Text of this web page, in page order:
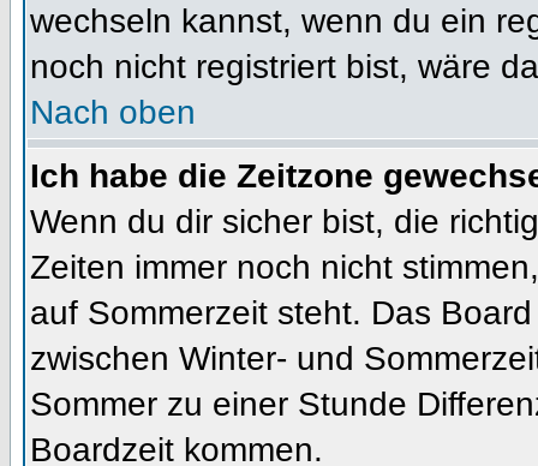
wechseln kannst, wenn du ein
noch nicht registriert bist, wäre
Nach oben
Ich habe die Zeitzone
Wenn du dir sicher bist, die
Zeiten immer noch nicht
auf Sommerzeit steht. Das
zwischen Winter- und
Sommer zu einer Stunde
Boardzeit kommen.